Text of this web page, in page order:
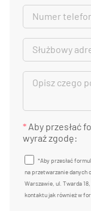
Numer
Służbowy
Opisz czego
* Aby przesłać
wyraź zgodę:
*Aby przesłać
na przetwarzanie danych
Warszawie, ul. Twarda
kontaktu jak również w